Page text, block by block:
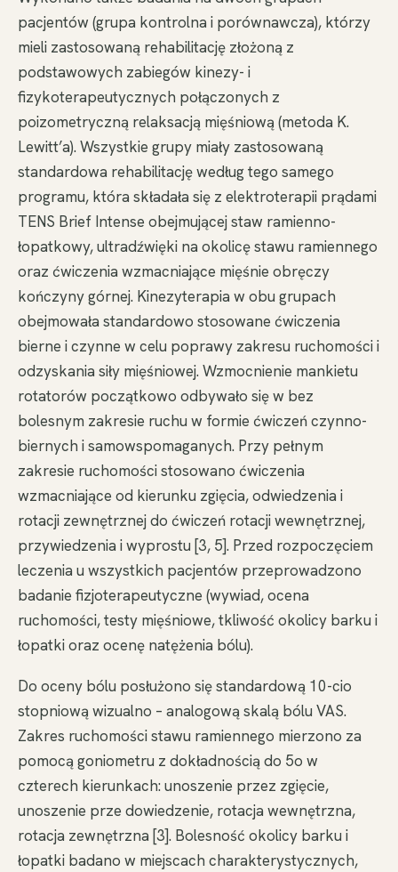
pacjentów (grupa kontrolna i porównawcza), którzy
mieli zastosowaną rehabilitację złożoną z
podstawowych zabiegów kinezy- i
fizykoterapeutycznych połączonych z
poizometryczną relaksacją mięśniową (metoda K.
Lewitt’a). Wszystkie grupy miały zastosowaną
standardowa rehabilitację według tego samego
programu, która składała się z elektroterapii prądami
TENS Brief Intense obejmującej staw ramienno-
łopatkowy, ultradźwięki na okolicę stawu ramiennego
oraz ćwiczenia wzmacniające mięśnie obręczy
kończyny górnej. Kinezyterapia w obu grupach
obejmowała standardowo stosowane ćwiczenia
bierne i czynne w celu poprawy zakresu ruchomości i
odzyskania siły mięśniowej. Wzmocnienie mankietu
rotatorów początkowo odbywało się w bez
bolesnym zakresie ruchu w formie ćwiczeń czynno-
biernych i samowspomaganych. Przy pełnym
zakresie ruchomości stosowano ćwiczenia
wzmacniające od kierunku zgięcia, odwiedzenia i
rotacji zewnętrznej do ćwiczeń rotacji wewnętrznej,
przywiedzenia i wyprostu [3, 5]. Przed rozpoczęciem
leczenia u wszystkich pacjentów przeprowadzono
badanie fizjoterapeutyczne (wywiad, ocena
ruchomości, testy mięśniowe, tkliwość okolicy barku i
łopatki oraz ocenę natężenia bólu).
Do oceny bólu posłużono się standardową 10-cio
stopniową wizualno – analogową skalą bólu VAS.
Zakres ruchomości stawu ramiennego mierzono za
pomocą goniometru z dokładnością do 5o w
czterech kierunkach: unoszenie przez zgięcie,
unoszenie prze dowiedzenie, rotacja wewnętrzna,
rotacja zewnętrzna [3]. Bolesność okolicy barku i
łopatki badano w miejscach charakterystycznych,